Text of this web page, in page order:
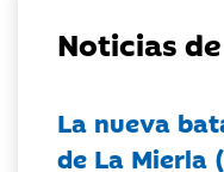
Noticias
La nueva
de La Mierla